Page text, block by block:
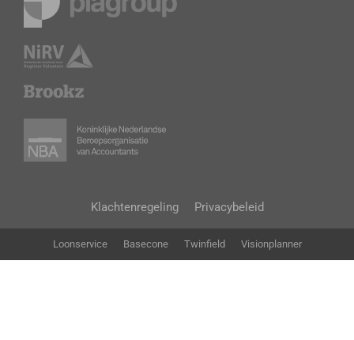
Klachtenregeling Privacybeleid
Loonservice Basecone Twinfield Visionplanner